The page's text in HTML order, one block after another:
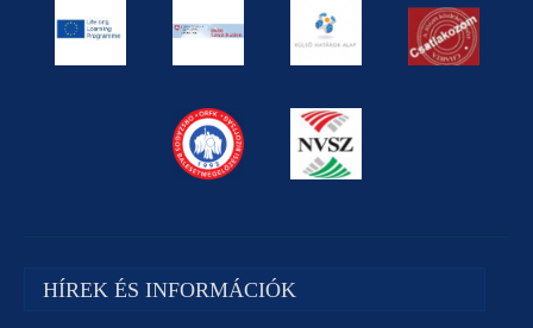
HÍREK ÉS INFORMÁCIÓK